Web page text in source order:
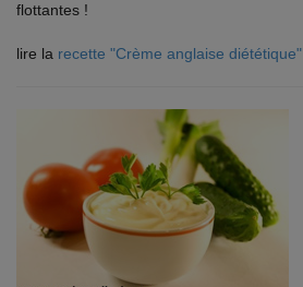
flottantes !
lire la recette "Crème anglaise diététique"